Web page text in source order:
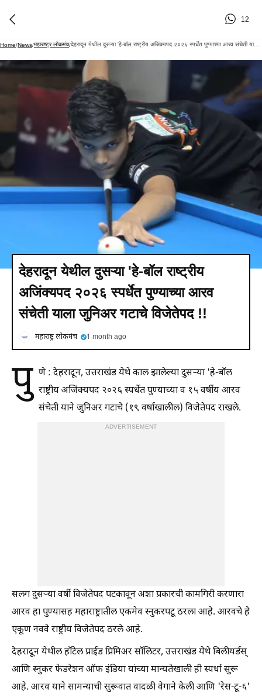
12
Home/News/महाराष्ट्र लोकमंच/ देहरादून येथील दुसऱ्या 'हे-बॉल राष्ट्रीय अजिंक्यपद २०२६ स्पर्धेत पुण्याच्या आरव संचेती याला जुनिअर गटाचे विजेतेपद !!
देहरादून येथील दुसऱ्या 'हे-बॉल राष्ट्रीय
अजिंक्यपद २०२६ स्पर्धेत पुण्याच्या आरव
संचेती याला जुनिअर गटाचे विजेतेपद !!
महाराष्ट्र लोकमंच 1 month ago
पु णे : देहरादून, उत्तराखंड येथे काल झालेल्या दुसऱ्या 'हे-बॉल
राष्ट्रीय अजिंक्यपद २०२६ स्पर्धेत पुण्याच्या व १५ वर्षीय आरव
संचेती याने जुनिअर गटाचे (१९ वर्षाखालील) विजेतेपद राखले.
ADVERTISEMENT
सलग दुसऱ्या वर्षी विजेतेपद पटकावून अशा प्रकारची कामगिरी करणारा
आरव हा पुण्यासह महाराष्ट्रातील एकमेव स्नुकरपटू ठरला आहे. आरवचे हे
एकूण नववे राष्ट्रीय विजेतेपद ठरले आहे.
देहरादून येथील हॉटेल प्राईड प्रिमिअर सॉलिटर, उत्तराखंड येथे बिलीयर्डस्‌
आणि स्नुकर फेडरेशन ऑफ इंडिया यांच्या मान्यतेखाली ही स्पर्धा सुरू
आहे. आरव याने सामन्याची सुरूवात वादळी वेगाने केली आणि 'रेस-टू-६‌'